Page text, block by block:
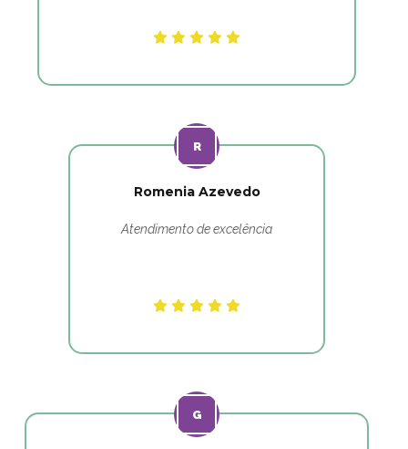
Romenia Azevedo
Atendimento de excelência